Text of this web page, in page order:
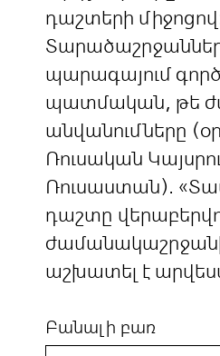
դաշտերի
պարագայում
պատմական, թե
անվանումները
Ռուսական
Ռուսաստան).
դաշտը
աշխատել է
Բանալի բառ